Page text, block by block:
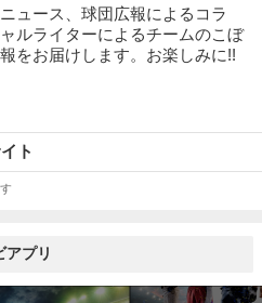
ュース、球団広報によるコラ
ルライターによるチームのこぼ
をお届けします。お楽しみに!!
ト
アプリ